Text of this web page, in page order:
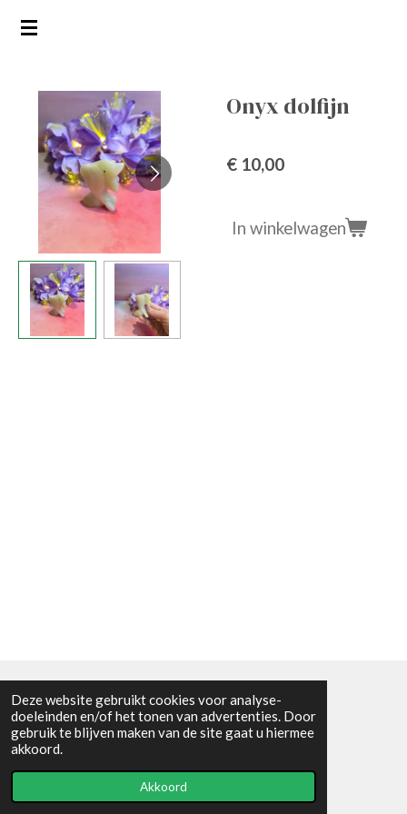
Deze website gebruikt cookies voor analyse-
doeleinden en/of het tonen van advertenties. Door
gebruik te blijven maken van de site gaat u hiermee
akkoord.
Akkoord
Ga
hoofdinhoud
Onyx dolfijn
€ 10,00
In winkelwagen
Algemene voorwaarden
© 2021 - RC en mineralenshop Het vlinderpad